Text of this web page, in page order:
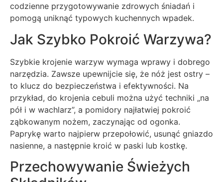
codzienne przygotowywanie zdrowych śniadań i
pomogą uniknąć typowych kuchennych wpadek.
Jak Szybko Pokroić Warzywa?
Szybkie krojenie warzyw wymaga wprawy i dobrego
narzędzia. Zawsze upewnijcie się, że nóż jest ostry –
to klucz do bezpieczeństwa i efektywności. Na
przykład, do krojenia cebuli można użyć techniki „na
pół i w wachlarz”, a pomidory najłatwiej pokroić
ząbkowanym nożem, zaczynając od ogonka.
Paprykę warto najpierw przepołowić, usunąć gniazdo
nasienne, a następnie kroić w paski lub kostkę.
Przechowywanie Świeżych